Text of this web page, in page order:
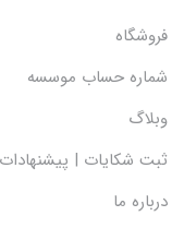
فروشگاه
شماره حساب موسسه
وبلاگ
ثبت شکایات | پیشنهادات
درباره ما